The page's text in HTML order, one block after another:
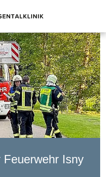
Feuerwehr Isny